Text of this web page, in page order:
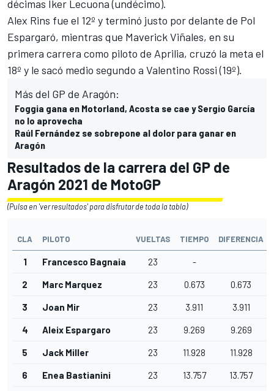
décimas Iker Lecuona (undécimo).
Alex Rins fue el 12º y terminó justo por delante de Pol
Espargaró, mientras que Maverick Viñales, en su
primera carrera como piloto de Aprilia, cruzó la meta el
18º y le sacó medio segundo a Valentino Rossi (19º).
Más del GP de Aragón:
Foggia gana en Motorland, Acosta se cae y Sergio García
no lo aprovecha
Raúl Fernández se sobrepone al dolor para ganar en
Aragón
Resultados de la carrera del GP de
Aragón 2021 de MotoGP
(Pulsa en 'ver resultados' para disfrutar de toda la tabla)
CLA PILOTO VUELTAS TIEMPO DIFERENCIA
1 Francesco Bagnaia 23 -
2 Marc Marquez 23 0.673 0.673
3 Joan Mir 23 3.911 3.911
4 Aleix Espargaro 23 9.269 9.269
5 Jack Miller 23 11.928 11.928
6 Enea Bastianini 23 13.757 13.757